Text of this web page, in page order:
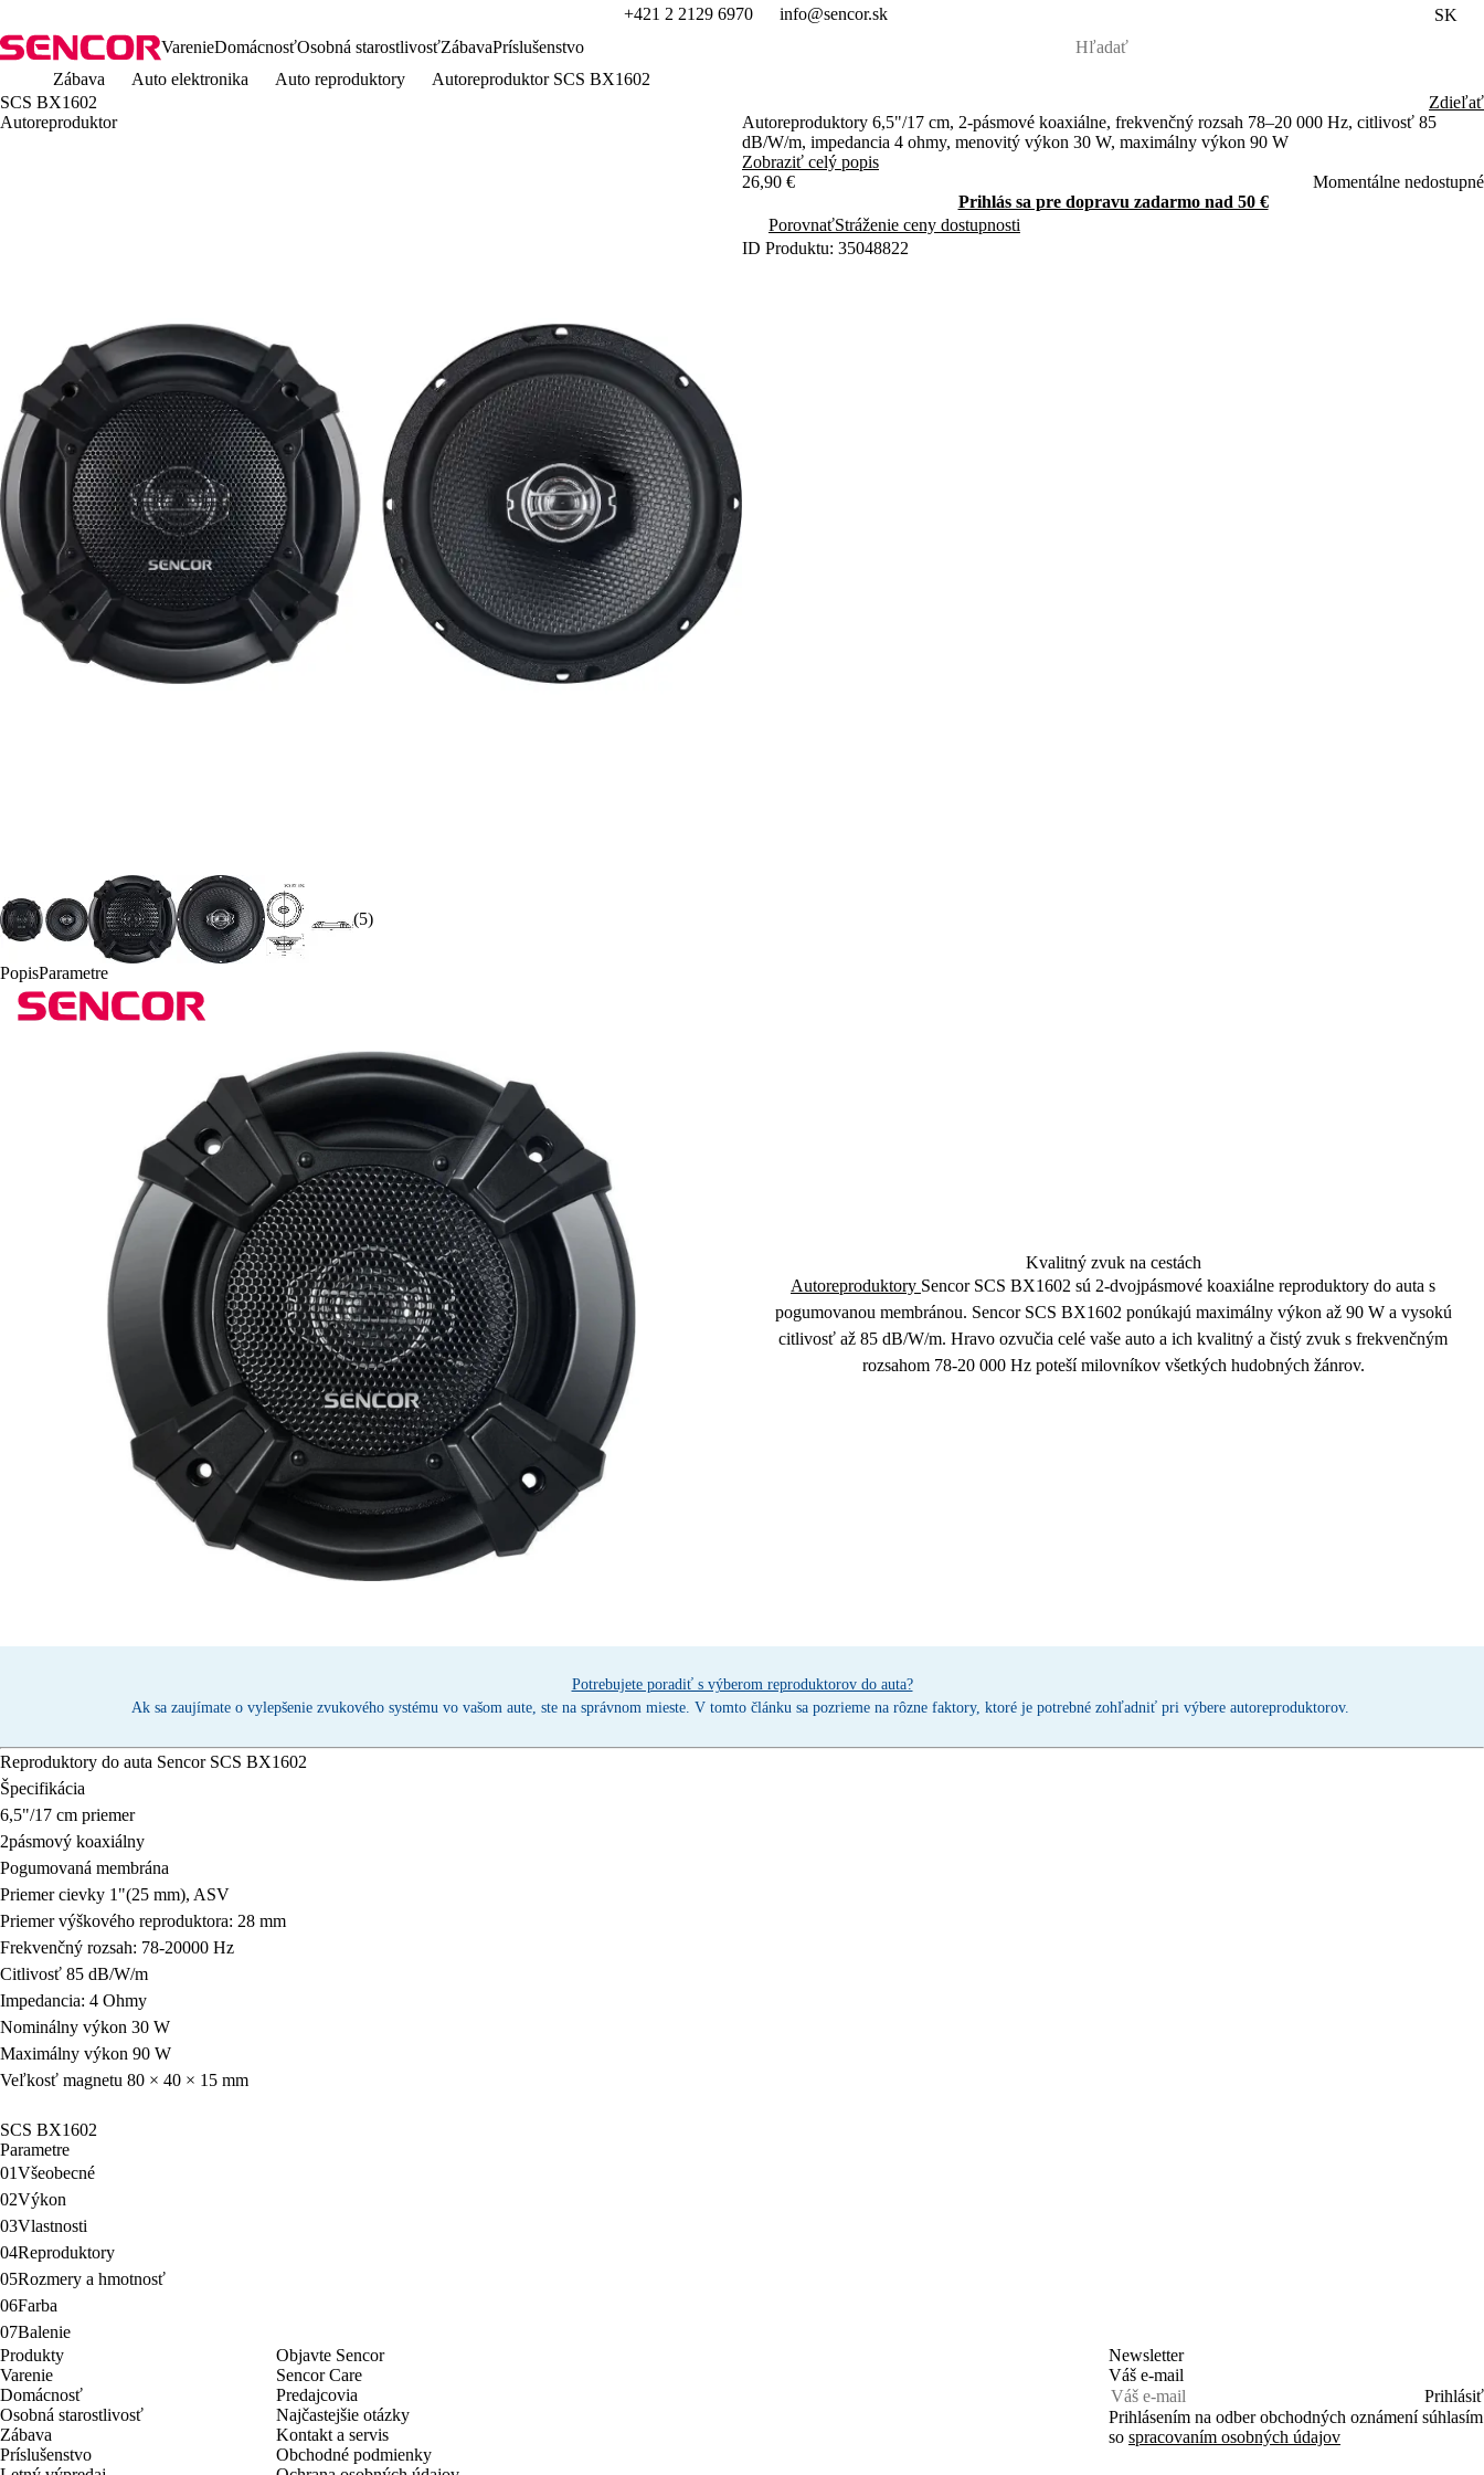
+421 2 2129 6970 info@sencor.sk
SK
VarenieDomácnosťOsobná starostlivosťZábavaPríslušenstvo
Zábava
Auto elektronika Auto reproduktory
Autoreproduktor SCS BX1602
SCS BX1602
Autoreproduktor
(5)
Zdieľať
Autoreproduktory 6,5"/17 cm, 2-pásmové koaxiálne, frekvenčný rozsah 78–20 000 Hz, citlivosť 85
dB/W/m, impedancia 4 ohmy, menovitý výkon 30 W, maximálny výkon 90 W
Zobraziť celý popis
26,90 €
Momentálne nedostupné
Prihlás sa pre dopravu zadarmo nad 50 €
PorovnaťStráženie ceny dostupnosti
ID Produktu: 35048822
PopisParametre
Kvalitný zvuk na cestách
Autoreproduktory Sencor SCS BX1602 sú 2-dvojpásmové koaxiálne reproduktory do auta s
pogumovanou membránou. Sencor SCS BX1602 ponúkajú maximálny výkon až 90 Wa vysokú
citlivosť až 85 dB/W/m. Hravo ozvučia celé vaše auto a ich kvalitný a čistý zvuk s frekvenčným
rozsahom 78-20 000 Hzpoteší milovníkov všetkých hudobných žánrov.
Potrebujete poradiť s výberom reproduktorov do auta?
Ak sa zaujímate o vylepšenie zvukového systému vo vašom aute, ste na správnom mieste. V tomto článku sa pozrieme na rôzne faktory, ktoré je potrebné zohľadniť pri výbere autoreproduktorov.
Reproduktory do auta Sencor SCS BX1602
Špecifikácia
6,5"/17 cm priemer
2pásmový koaxiálny
Pogumovaná membrána
Priemer cievky 1"(25 mm), ASV
Priemer výškového reproduktora: 28 mm
Frekvenčný rozsah: 78-20000 Hz
Citlivosť 85 dB/W/m
Impedancia: 4 Ohmy
Nominálny výkon 30 W
Maximálny výkon 90 W
Veľkosť magnetu 80 × 40 × 15 mm
SCS BX1602
Parametre
01Všeobecné
02Výkon
03Vlastnosti
04Reproduktory
05Rozmery a hmotnosť
06Farba
07Balenie
Produkty
Varenie
Domácnosť
Osobná starostlivosť
Zábava
Príslušenstvo
Objavte Sencor
Sencor Care
Predajcovia
Najčastejšie otázky
Kontakt a servis
Obchodné podmienky
Newsletter
Váš e-mail
Prihlásiť
Prihlásením na odber obchodných oznámení súhlasím
so spracovaním osobných údajov